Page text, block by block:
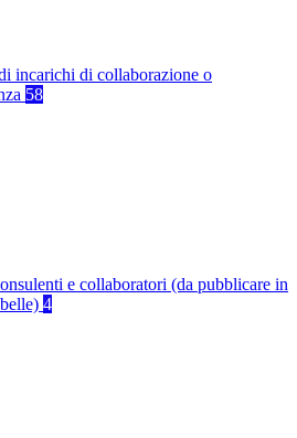
incarichi di collaborazione o
58
e collaboratori (da pubblicare in
4